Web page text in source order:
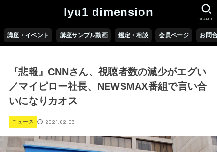
lyu1 dimension
講座・イベント 講座サンプル動画 鑑定・相談 会員ページ お問
SEARCH
『悲報』CNNさん、視聴者数の減少がエグい
／マイピロー社長、NEWSMAX番組で言い合
いになりカオス
ニュース 2021.02.03